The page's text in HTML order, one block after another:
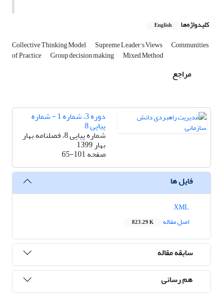
کلیدواژه‌ها English
Collective Thinking Model Supreme Leader's Views Communities
of Practice Group decision making Mixed Method
مراجع
دوره 3، شماره 1 - شماره
پیاپی 8
شماره پیاپی 8، فصلنامه بهار
بهار 1399
صفحه65-101
فایل ها
اصل مقاله
823.29 K
سابقه مقاله
هم رسانی